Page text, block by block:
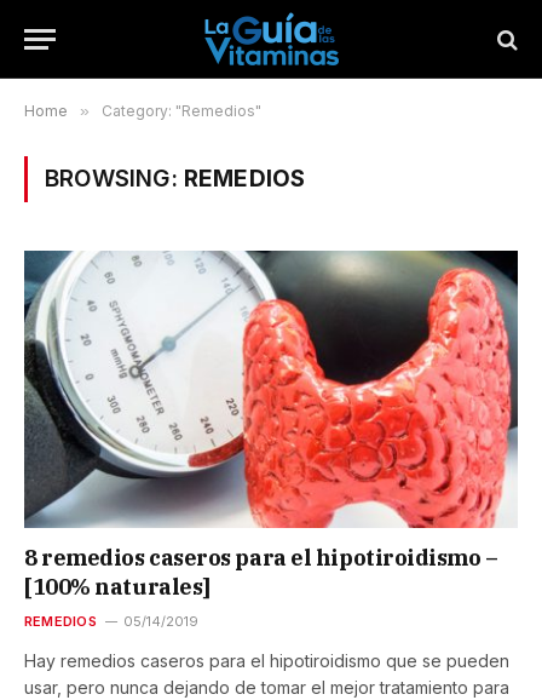
Home » Category: "Remedios"
BROWSING: REMEDIOS
8 remedios caseros para el hipotiroidismo –
[100% naturales]
REMEDIOS 05/14/2019
Hay remedios caseros para el hipotiroidismo que se pueden
usar, pero nunca dejando de tomar el mejor tratamiento para